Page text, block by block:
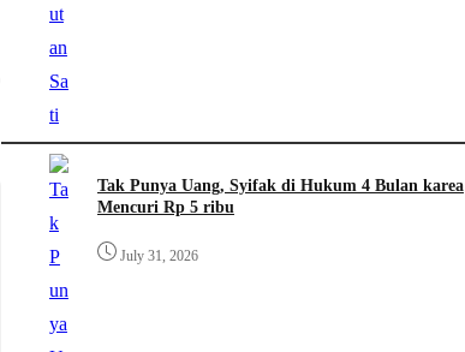
Tak Punya Uang, Syifak di Hukum 4 Bulan karea
Mencuri Rp 5 ribu
July 31, 2026